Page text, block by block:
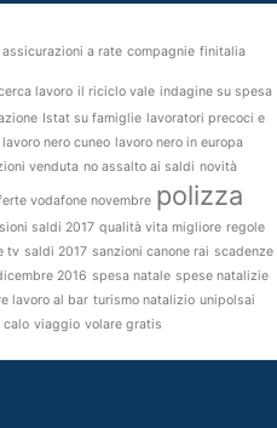
assicurazioni a rate compagnie finitalia
lavoro il riciclo vale indagine su spesa
Istat su famiglie lavoratori precoci e
lavoro nero cuneo lavoro nero in europa
venduta no assalto ai saldi novità
vodafone novembre polizza
saldi 2017 qualità vita migliore regole
tv saldi 2017 sanzioni canone rai scadenze
2016 spesa natale spese natalizie
lavoro al bar turismo natalizio unipolsai
calo viaggio volare gratis